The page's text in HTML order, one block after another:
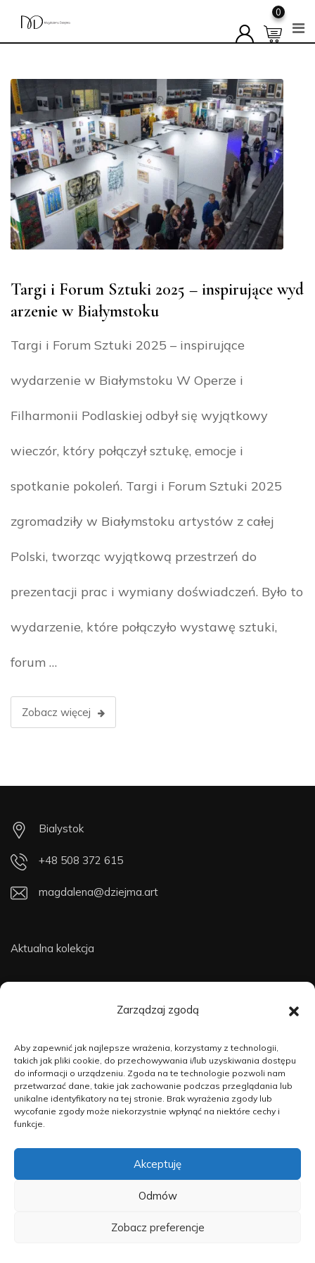
Zarządzaj zgodą
Aby zapewnić jak najlepsze wrażenia, korzystamy z technologii,
takich jak pliki cookie, do przechowywania i/lub uzyskiwania dostępu
do informacji o urządzeniu. Zgoda na te technologie pozwoli nam
przetwarzać dane, takie jak zachowanie podczas przeglądania lub
unikalne identyfikatory na tej stronie. Brak wyrażenia zgody lub
wycofanie zgody może niekorzystnie wpłynąć na niektóre cechy i
funkcje.
Akceptuję
Odmów
Zobacz preferencje
Skip
content
0
Targi i Forum Sztuki 2025 – inspirujące wyd
arzenie w Białymstoku
Targi i Forum Sztuki 2025 – inspirujące
wydarzenie w Białymstoku W Operze i
Filharmonii Podlaskiej odbył się wyjątkowy
wieczór, który połączył sztukę, emocje i
spotkanie pokoleń. Targi i Forum Sztuki 2025
zgromadziły w Białymstoku artystów z całej
Polski, tworząc wyjątkową przestrzeń do
prezentacji prac i wymiany doświadczeń. Było to
wydarzenie, które połączyło wystawę sztuki,
forum …
Zobacz więcej
Bialystok
+48 508 372 615
magdalena@dziejma.art
Aktualna kolekcja
O mnie
Kontakt
dziejma.art © 2025